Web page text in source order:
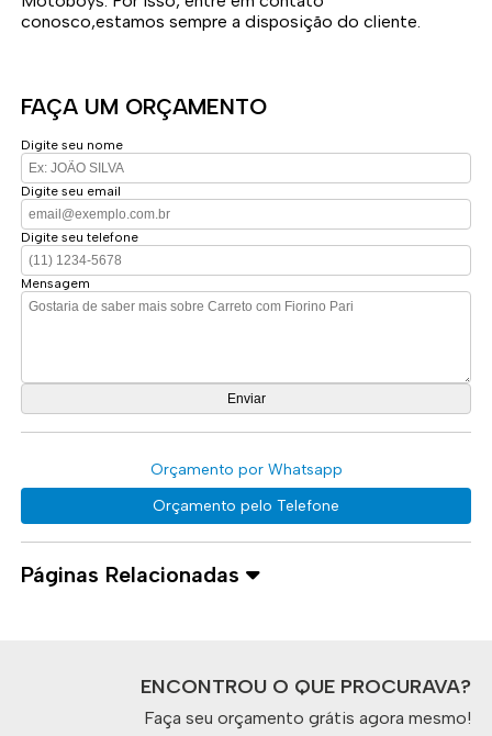
conosco,estamos sempre a disposição do cliente.
FAÇA UM ORÇAMENTO
Digite seu nome
Digite seu email
Digite seu telefone
Mensagem
Orçamento por Whatsapp
Orçamento pelo Telefone
Páginas Relacionadas
ENCONTROU O QUE PROCURAVA?
Faça seu orçamento grátis agora mesmo!